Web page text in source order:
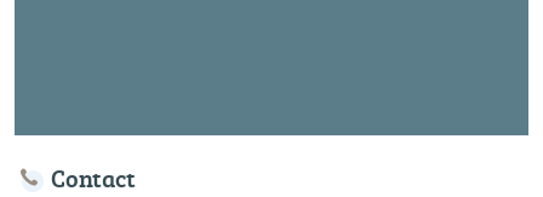
Contact